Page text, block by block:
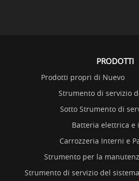
PRODOTTI
Prodotti propri di Nuevo
Strumento di servizio
Sotto Strumento di
Batteria elettrica e
Carrozzeria Interni e
Strumento per la
Strumento di servizio del